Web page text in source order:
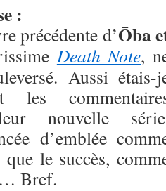
:
précédente d’Ōba
Death Note,
Aussi étais-
les
nouvelle
d’emblée
que le succès,
Bref.